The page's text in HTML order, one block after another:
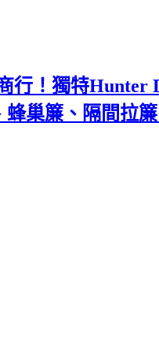
行！獨特
巢簾、隔間拉